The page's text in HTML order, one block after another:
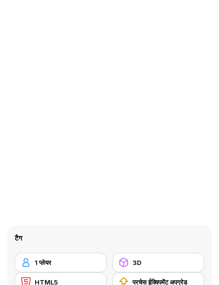
टैग
1 प्लेयर 3D
HTML5 परचेस ईक्विपमेंट अपग्रेड